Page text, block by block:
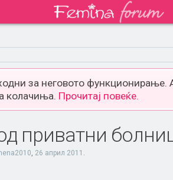
за неговото
колачиња. Прочитај повеќе.
приватни
, 26 април 2011 .